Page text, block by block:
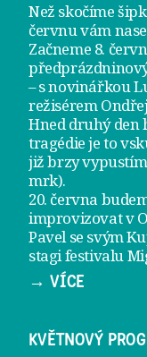
Než skočíme
červnu vám
Začneme 8.
– s novinářkou
režisérem
Hned druhý den
tragédie je to
již brzy
mrk).
20. června
improvizovat v
Pavel se svým
stagi festivalu
→ VÍCE
KVĚTNOVÝ